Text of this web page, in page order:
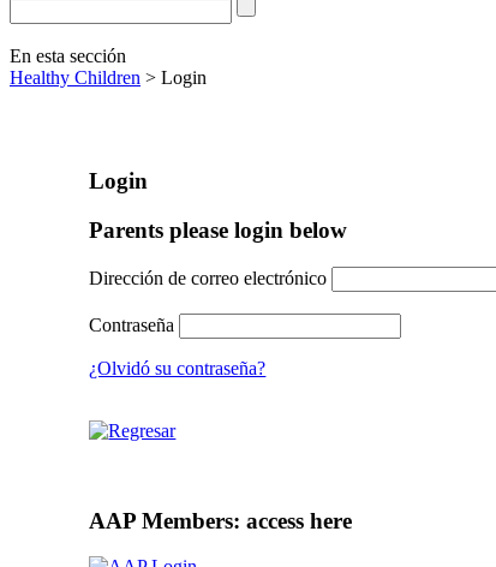
En esta sección
Healthy Children > Login
Login
Parents please login below
Dirección de correo electrónico
Contraseña
¿Olvidó su contraseña?
AAP Members: access here